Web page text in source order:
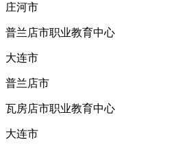
庄河市
普兰店市职业教育中心
大连市
普兰店市
瓦房店市职业教育中心
大连市